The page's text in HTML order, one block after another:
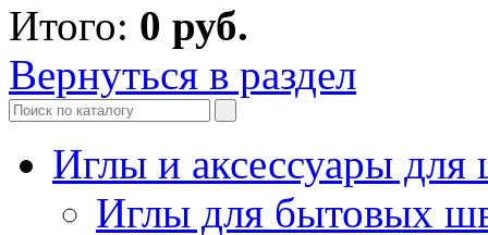
Итого: 0 руб.
Вернуться в раздел
Иглы и аксессуары
Иглы для бытовых